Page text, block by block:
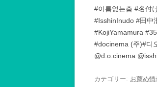
#이름없는춤 #名付
#IsshinInudo #田中
#KojiYamamura
#docinema (주)#디
@d.o.cinema
カテゴリー: お薦め